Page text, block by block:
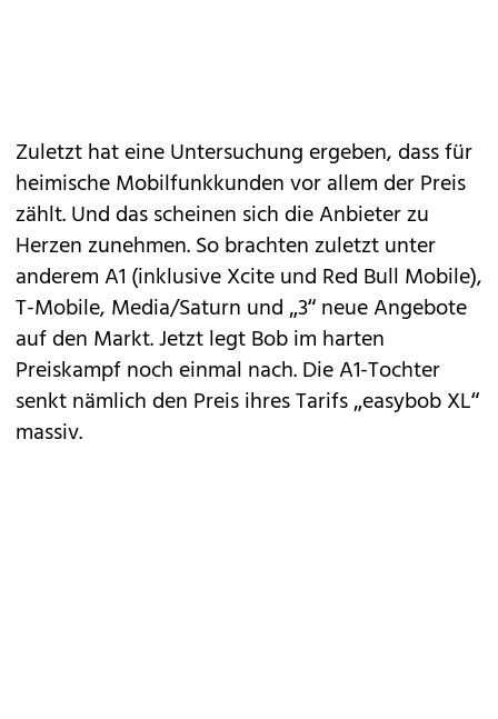
Zuletzt hat eine Untersuchung ergeben, dass für
heimische Mobilfunkkunden vor allemder Preis
zählt. Und das scheinen sich die Anbieter zu
Herzen zunehmen. So brachten zuletzt unter
anderemA1 (inklusiveXciteund Red Bull Mobile),
T-Mobile, Media/Saturn und „3“ neue Angebote
auf den Markt. Jetzt legt Bob im harten
Preiskampf noch einmal nach. Die A1-Tochter
senkt nämlich den Preis ihres Tarifs „easybob XL“
massiv.